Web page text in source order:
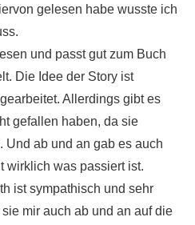
gelesen habe wusste ich
und passt gut zum Buch
Die Idee der Story ist
Allerdings gibt es
gefallen haben, da sie
Und ab und an gab es auch
wirklich was passiert ist.
ist sympathisch und sehr
mir auch ab und an auf die